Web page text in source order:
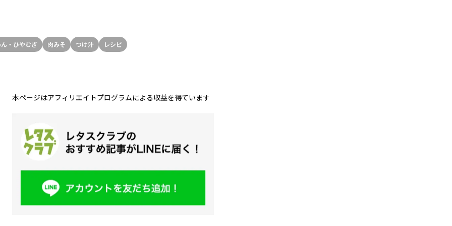
・ひやむぎ 肉みそ つけ汁 レシピ
本ページはアフィリエイトプログラムによる収益を得ています